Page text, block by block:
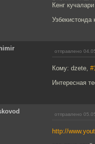
Кенг
Узбекистонда
отправлено
Кому: dzete,
Интересная
отправлено
http://